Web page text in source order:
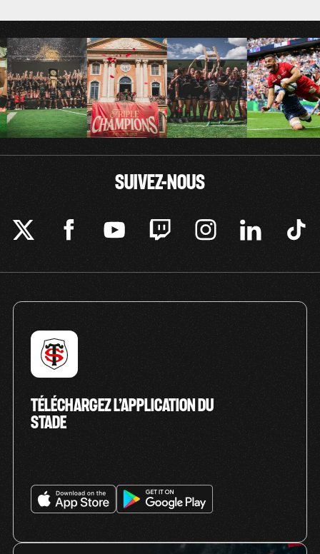
SUIVEZ-NOUS
TÉLÉCHARGEZ L’APPLICATION DU
STADE